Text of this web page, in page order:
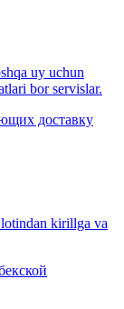
uy uchun
bor servislar.
доставку
kirillga va